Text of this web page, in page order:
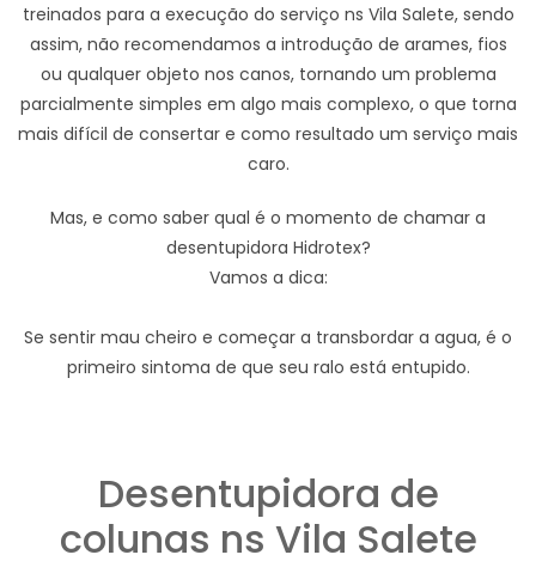
treinados para a execução do serviço ns Vila Salete, sendo
assim, não recomendamos a introdução de arames, fios
ou qualquer objeto nos canos, tornando um problema
parcialmente simples em algo mais complexo, o que torna
mais difícil de consertar e como resultado um serviço mais
caro.
Mas, e como saber qual é o momento de chamar a
desentupidora Hidrotex?
Vamos a dica:
Se sentir mau cheiro e começar a transbordar a agua, é o
primeiro sintoma de que seu ralo está entupido.
Desentupidora de
colunas ns Vila Salete